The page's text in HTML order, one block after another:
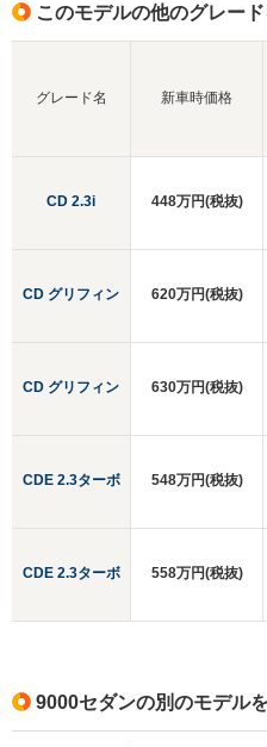
このモデルの他のグレー
グレード名
CD 2.3i
CD グリフィン
CD グリフィン
CDE 2.3ターボ
CDE 2.3ターボ
新車時価格
448万円(税抜)
620万円(税抜)
630万円(税抜)
548万円(税抜)
558万円(税抜)
9000セダンの別のモデル